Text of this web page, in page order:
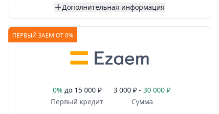
Дополнительная информация
ПЕРВЫЙ ЗАЕМ ОТ 0%
0% до 15 000 ₽
Первый кредит
3 000 ₽ - 30 000 ₽
Сумма